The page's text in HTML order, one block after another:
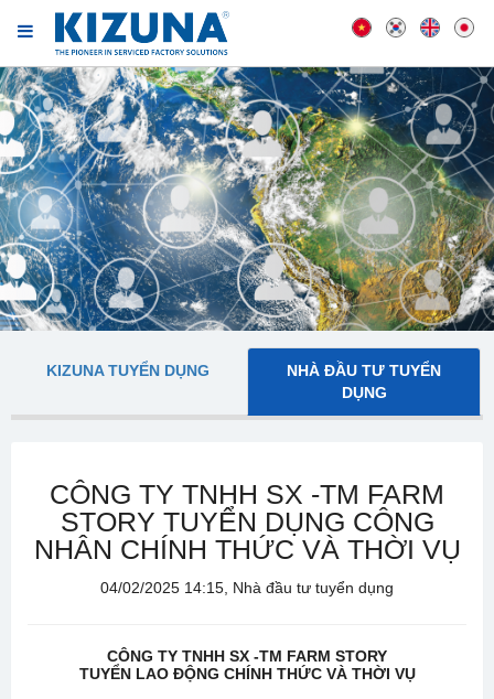
KIZUNA TUYỂN DỤNG
NHÀ ĐẦU TƯ TUYỂN
DỤNG
CÔNG TY TNHH SX -TM FARM
STORY TUYỂN DỤNG CÔNG
NHÂN CHÍNH THỨC VÀ THỜI VỤ
04/02/2025 14:15, Nhà đầu tư tuyển dụng
CÔNG TY TNHH SX -TM FARM STORY
TUYỂN LAO ĐỘNG CHÍNH THỨC VÀ THỜI VỤ